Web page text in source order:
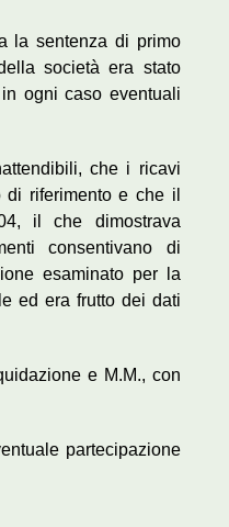
la sentenza di primo
società era stato
ogni caso eventuali
che i ricavi
riferimento e che il
il che dimostrava
consentivano di
esaminato per la
ed era frutto dei dati
e M.M., con
partecipazione